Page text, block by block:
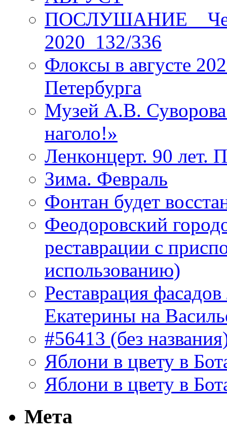
ПОСЛУШАНИЕ _
2020_132/336
Флоксы в августе
Петербурга
Музей А.В.
наголо!»
Ленконцерт. 90 лет.
Зима. Февраль
Фонтан будет
Феодоровский
реставрации с
использованию)
Реставрация
Екатерины на
#56413 (без
Яблони в цвету в
Яблони в цвету в
Мета